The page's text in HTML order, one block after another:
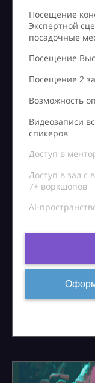
Посещение
Экспертной
посадочные
Посещение
Посещение 2
Возможность
Видеозаписи
спикеров
Доступ в
Доступ в зал с
7+ воркшопов
AI-